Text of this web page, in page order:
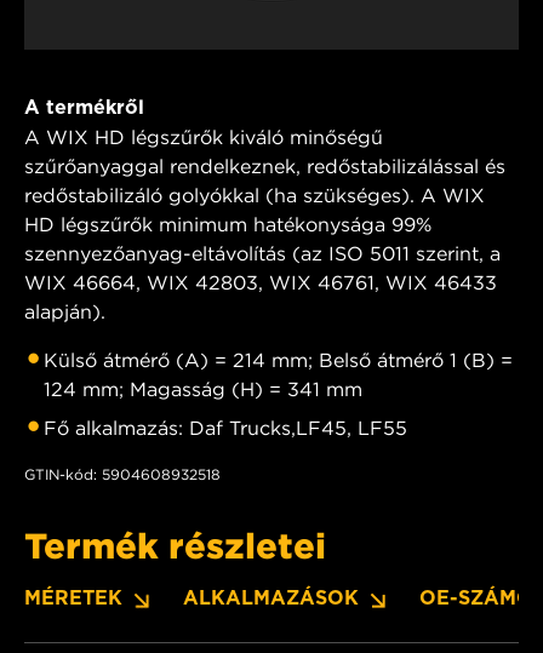
A termékről
A WIX HD légszűrők kiváló minőségű
szűrőanyaggal rendelkeznek, redőstabilizálással és
redőstabilizáló golyókkal (ha szükséges). A WIX
HD légszűrők minimum hatékonysága 99%
szennyezőanyag-eltávolítás (az ISO 5011 szerint, a
WIX 46664, WIX 42803, WIX 46761, WIX 46433
alapján).
Külső átmérő (A) = 214 mm; Belső átmérő 1 (B) =
124 mm; Magasság (H) = 341 mm
Fő alkalmazás: Daf Trucks,LF45, LF55
GTIN-kód: 5904608932518
Termék részletei
MÉRETEK ALKALMAZÁSOK OE-